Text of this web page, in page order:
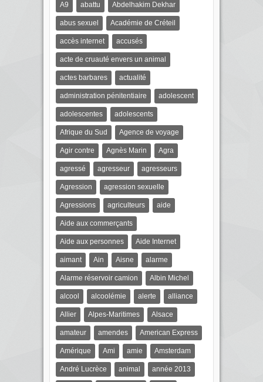
A9 abattu Abdelhakim Dekhar
abus sexuel Académie de Créteil
accès internet accusés
acte de cruauté envers un animal
actes barbares actualité
administration pénitentiaire adolescent
adolescentes adolescents
Afrique du Sud Agence de voyage
Agir contre Agnès Marin Agra
agressé agresseur agresseurs
Agression agression sexuelle
Agressions agriculteurs aide
Aide aux commerçants
Aide aux personnes Aide Internet
aimant Ain Aisne alarme
Alarme réservoir camion Albin Michel
alcool alcoolémie alerte alliance
Allier Alpes-Maritimes Alsace
amateur amendes American Express
Amérique Ami amie Amsterdam
André Lucrèce animal année 2013